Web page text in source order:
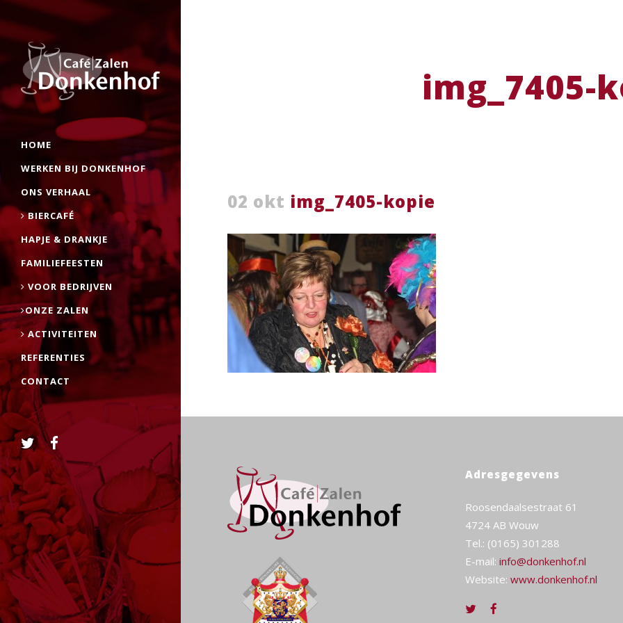
HOME
WERKEN BIJ DONKENHOF
ONS VERHAAL
BIERCAFÉ
HAPJE & DRANKJE
FAMILIEFEESTEN
VOOR BEDRIJVEN
ONZE ZALEN
ACTIVITEITEN
REFERENTIES
CONTACT
img_7405-
02 okt img_7405-kopie
Adresgegevens
Roosendaalsestraat 61
4724 AB Wouw
Tel.: (0165) 301288
E-mail: info@donkenhof.nl
Website: www.donkenhof.nl